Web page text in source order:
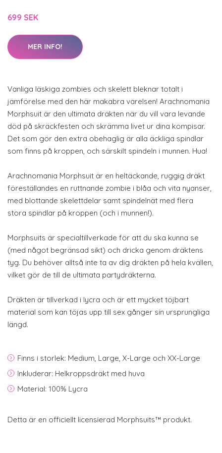
699 SEK
MER INFO!
Vanliga läskiga zombies och skelett bleknar totalt i
jämförelse med den här makabra varelsen! Arachnomania
Morphsuit är den ultimata dräkten när du vill vara levande
död på skräckfesten och skrämma livet ur dina kompisar.
Det som gör den extra obehaglig är alla äckliga spindlar
som finns på kroppen, och särskilt spindeln i munnen. Hua!
Arachnomania Morphsuit är en heltäckande, ruggig dräkt
föreställandes en ruttnande zombie i blåa och vita nyanser,
med blottande skelettdelar samt spindelnät med flera
stora spindlar på kroppen (och i munnen!).
Morphsuits är specialtillverkade för att du ska kunna se
(med något begränsad sikt) och dricka genom dräktens
tyg. Du behöver alltså inte ta av dig dräkten på hela kvällen,
vilket gör de till de ultimata partydräkterna.
Dräkten är tillverkad i lycra och är ett mycket töjbart
material som kan töjas upp till sex gånger sin ursprungliga
längd.
Finns i storlek: Medium, Large, X-Large och XX-Large
Inkluderar: Helkroppsdräkt med huva
Material: 100% Lycra
Detta är en officiellt licensierad Morphsuits™ produkt.